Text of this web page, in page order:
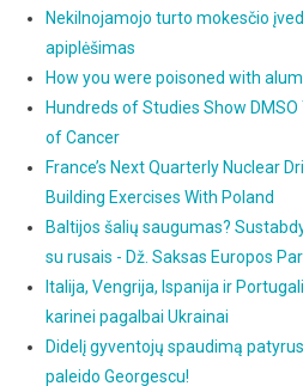
Nekilnojamojo turto mokesčio
apiplėšimas
How you were poisoned with
Hundreds of Studies Show
of Cancer
France’s Next Quarterly Nuclear
Building Exercises With Poland
Baltijos šalių saugumas?
su rusais - Dž. Saksas Europos
Italija, Vengrija, Ispanija ir
karinei pagalbai Ukrainai
Didelį gyventojų spaudimą
paleido Georgescu!